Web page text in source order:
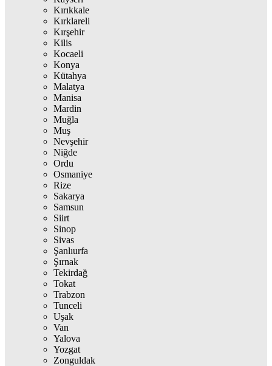
Kırıkkale
Kırklareli
Kırşehir
Kilis
Kocaeli
Konya
Kütahya
Malatya
Manisa
Mardin
Muğla
Muş
Nevşehir
Niğde
Ordu
Osmaniye
Rize
Sakarya
Samsun
Siirt
Sinop
Sivas
Şanlıurfa
Şırnak
Tekirdağ
Tokat
Trabzon
Tunceli
Uşak
Van
Yalova
Yozgat
Zonguldak